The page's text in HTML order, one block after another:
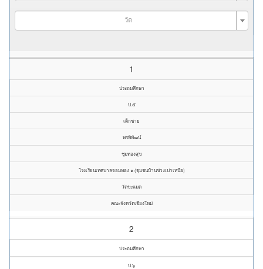
วัด
1
ประถมศึกษา
ป.๕
เด็กชาย
พรพิพัฒน์
ชุมทองสุข
โรงเรียนเทศบาลจอมทอง ๑ (ชุมชนบ้านข่วงเปาเหนือ)
วัดขะแมด
คณะจังหวัดเชียงใหม่
2
ประถมศึกษา
ป.๖